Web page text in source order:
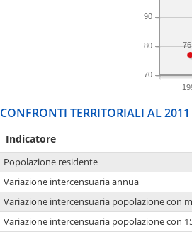
70
80
90
CONFRONTI TERRITORIALI AL 2011
Indicatore
Popolazione residente
Variazione intercensuaria annua
Variazione intercensuaria popolazione con
Variazione intercensuaria popolazione con